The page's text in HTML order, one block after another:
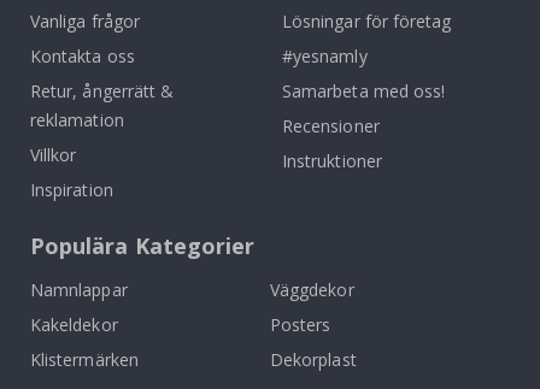
Vanliga frågor
Kontakta oss
Retur, ångerrätt &
reklamation
Villkor
Inspiration
Lösningar för företag
#yesnamly
Samarbeta med oss!
Recensioner
Instruktioner
Populära Kategorier
Namnlappar
Väggdekor
Kakeldekor
Posters
Klistermärken
Dekorplast